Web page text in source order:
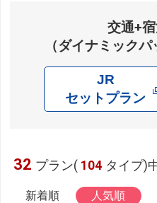
交通+
（ダイナミック
JR
セットプラン
32 プラン( 104 タイプ)
新着順 人気順